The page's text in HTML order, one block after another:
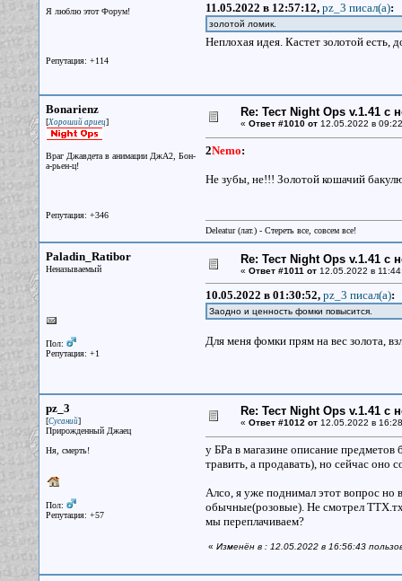
Я люблю этот Форум!
Репутация: +114
11.05.2022 в 12:57:12, pz_3 писал(a):
золотой ломик.
Неплохая идея. Кастет золотой есть,
Bonarienz
[Хороший ариец]
Враг Джавдета в анимации ДжА2, Бон-
а-рьен-ц!
Репутация: +346
Re: Тест Night Ops v.1.41 с
« Ответ #1010 от12.05.2022 в
2Nemo:
Не зубы, не!!! Золотой кошачий
Deleatur (лат.) - Стереть все, совсем все!
Paladin_Ratibor
Неназываемый
Пол:
Репутация: +1
Re: Тест Night Ops v.1.41 с
« Ответ #1011 от12.05.2022 в
10.05.2022 в 01:30:52, pz_3 писал(a):
Заодно и ценность фомки повысится.
Для меня фомки прям на вес золота,
pz_3
[Сусаний]
Прирожденный Джаец
Ня, смерть!
Пол:
Репутация: +57
Re: Тест Night Ops v.1.41 с
« Ответ #1012 от12.05.2022 в
у БРа в магазине описание
травить, а продавать), но сейчас оно
Алсо, я уже поднимал этот вопрос но
обычные(розовые). Не смотрел
мы переплачиваем?
« Изменён в : 12.05.2022 в 16:56:43